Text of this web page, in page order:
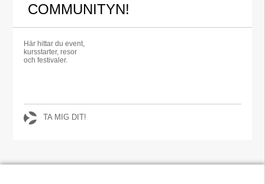
COMMUNITYN!
Här hittar du event,
kursstarter, resor
och festivaler.
TA MIG DIT!